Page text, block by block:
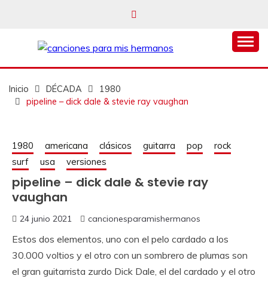
CANCIONES PARA
MIS HERMANOS
Inicio DÉCADA
1980
pipeline – dick dale & stevie ray vaughan
1980 americana clásicos guitarra pop
rock
surf
usa versiones
pipeline – dick dale & stevie ray
vaughan
24 junio 2021 cancionesparamishermanos
Estos dos elementos, uno con el pelo cardado a los
30.000 voltios y el otro con un sombrero de plumas son
el gran guitarrista zurdo Dick Dale, el del cardado y el otro